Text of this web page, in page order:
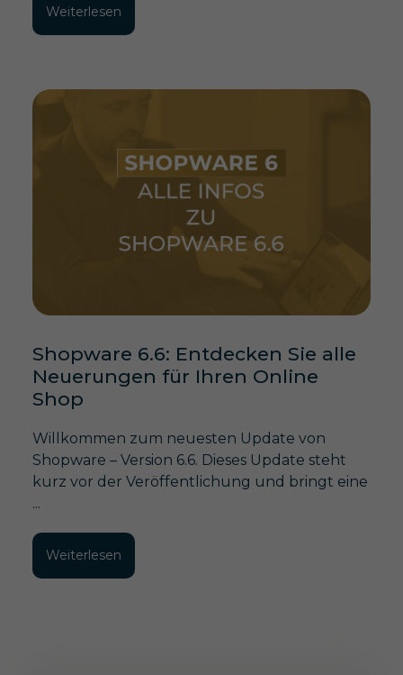
Weiterlesen
Shopware 6.6: Entdecken Sie alle
Neuerungen für Ihren Online
Shop
Willkommen zum neuesten Update von
Shopware – Version 6.6. Dieses Update steht
kurz vor der Veröffentlichung und bringt eine
...
Weiterlesen